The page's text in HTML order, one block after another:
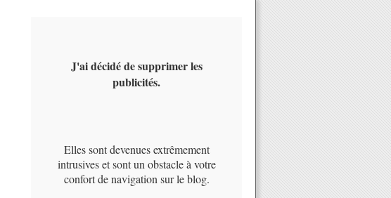
J'ai décidé de supprimer les
publicités.
Elles sont devenues extrêmement
intrusives et sont un obstacle à votre
confort de navigation sur le blog.